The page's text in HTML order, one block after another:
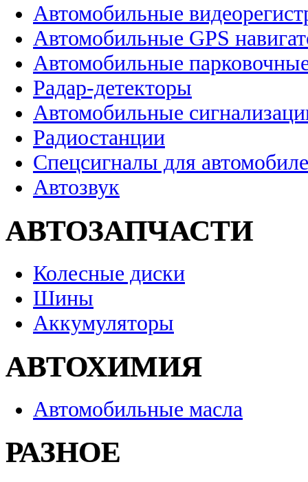
Автомобильные
Автомобильные GPS
Автомобильные
Радар-детекторы
Автомобильные
Радиостанции
Спецсигналы для
Автозвук
АВТОЗАПЧАСТИ
Колесные диски
Шины
Аккумуляторы
АВТОХИМИЯ
Автомобильные масла
РАЗНОЕ